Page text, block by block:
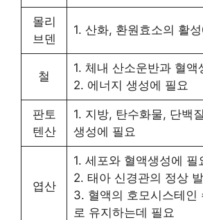
몰리
브덴
1. 산화, 환원효소의 활
철
1. 체내 산소운반과 혈액
2. 에너지 생성에 필요
판토
텐산
1. 지방, 탄수화물, 단백
생성에 필요
엽산
1. 세포와 혈액생성에 필
2. 태아 신경관의 정상
3. 혈액의 호모시스테인
로 유지하는데 필요